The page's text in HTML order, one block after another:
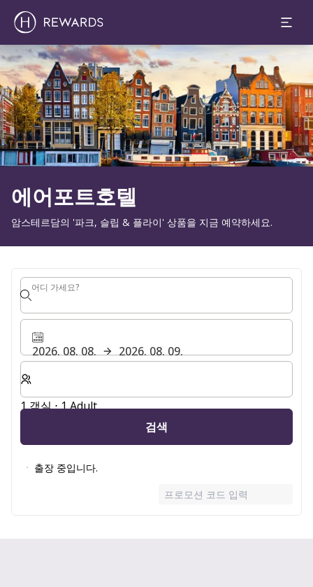
슬라이드 1 의 1
에어포트호텔
암스테르담의 '파크, 슬립 & 플라이' 상품을 지금 예약하세요.
어디 가세요?
어디 가세요?
2026. 08. 08.
2026. 08. 09.
숙박할 객실 및 게스트 수 선택
1 객실 ⋅ 1 Adult
검색
출장 중입니다.
프로모션 코드 입력